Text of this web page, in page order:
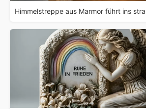
Himmelstreppe aus Marmor führt ins